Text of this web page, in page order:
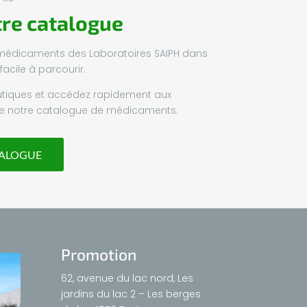
catalogue
des Laboratoires SAIPH dans
à parcourir.
et accédez rapidement aux
notre catalogue de médicaments.
Promotion
62, avenue du lac nord, Les
jardins du lac 2 – Les berges